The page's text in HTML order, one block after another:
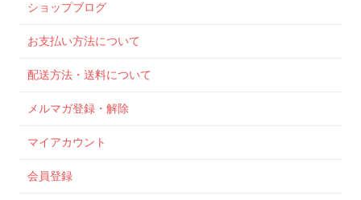
ショップブログ
お支払い方法について
配送方法・送料について
メルマガ登録・解除
マイアカウント
会員登録